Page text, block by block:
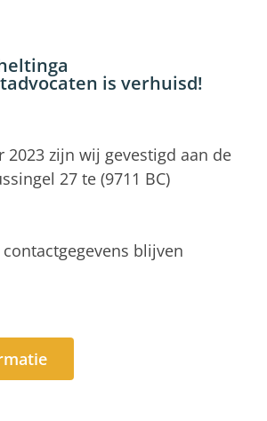
is verhuisd!
2023 zijn wij gevestigd aan de
27 te (9711 BC)
blijven